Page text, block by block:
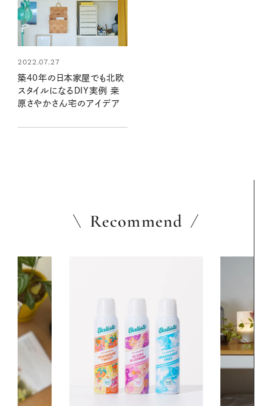
2022.07.27
築40年の日本家屋でも北欧
スタイルになるDIY実例 桒
原さやかさん宅のアイデア
Recommend